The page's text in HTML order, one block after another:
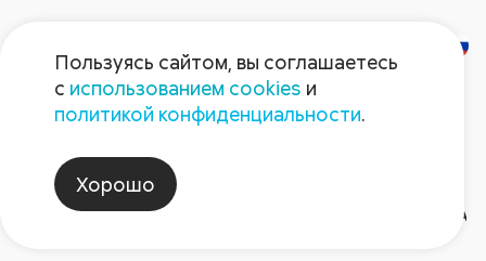
Газета
Газета №12 2023
Пользуясь сайтом, вы соглашаетесь
с использованием cookies и
политикой конфиденциальности.
Хорошо